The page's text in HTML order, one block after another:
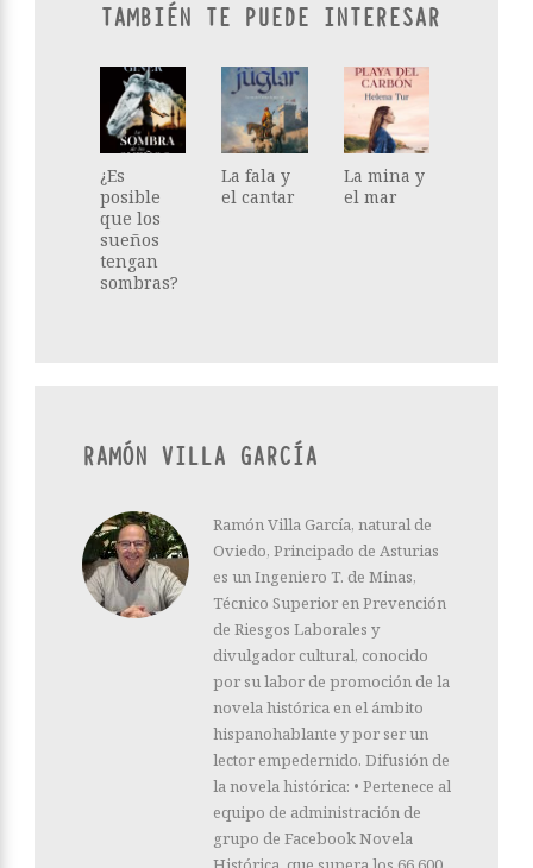
TAMBIÉN TE PUEDE INTERESAR
¿Es
posible
que los
sueños
tengan
sombras?
La fala y
el cantar
La mina y
el mar
RAMÓN VILLA GARCÍA
Ramón Villa García, natural de
Oviedo, Principado de Asturias
es un Ingeniero T. de Minas,
Técnico Superior en Prevención
de Riesgos Laborales y
divulgador cultural, conocido
por su labor de promoción de la
novela histórica en el ámbito
hispanohablante y por ser un
lector empedernido. Difusión de
la novela histórica: • Pertenece al
equipo de administración de
grupo de Facebook Novela